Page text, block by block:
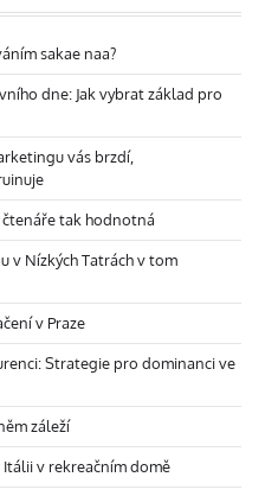
sakae naa?
dne: Jak vybrat základ pro
vás brzdí,
tak hodnotná
v Nízkých Tatrách v tom
v Praze
Strategie pro dominanci ve
záleží
v rekreačním domě